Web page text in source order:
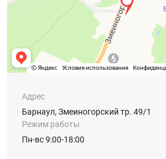
Адрес
Барнаул, Змеиногорский тр. 49/1
Режим работы
Пн-вс 9:00-18:00